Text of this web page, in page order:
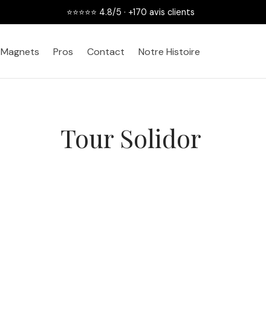
⭐⭐⭐⭐⭐ 4.8/5 · +170 avis clients
Magnets Pros Contact Notre Histoire
Tour Solidor